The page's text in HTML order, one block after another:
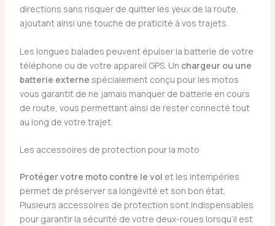
directions sans risquer de quitter les yeux de la route,
ajoutant ainsi une touche de praticité à vos trajets.
Les longues balades peuvent épuiser la batterie de votre
téléphone ou de votre appareil GPS. Un chargeur ou une
batterie externe spécialement conçu pour les motos
vous garantit de ne jamais manquer de batterie en cours
de route, vous permettant ainsi de rester connecté tout
au long de votre trajet.
Les accessoires de protection pour la moto
Protéger votre moto contre le vol et les intempéries
permet de préserver sa longévité et son bon état.
Plusieurs accessoires de protection sont indispensables
pour garantir la sécurité de votre deux-roues lorsqu’il est